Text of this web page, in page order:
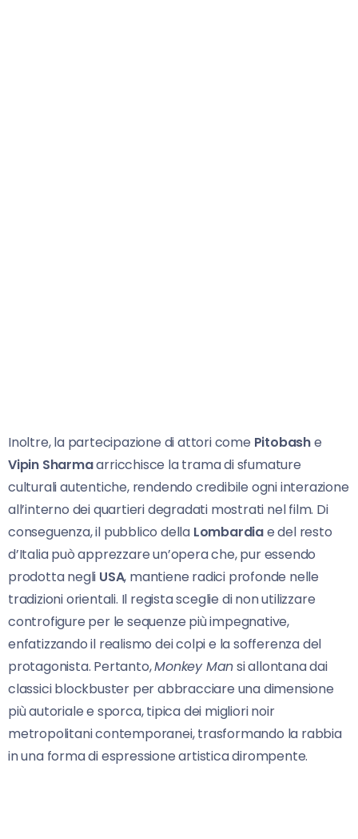
Inoltre, la partecipazione di attori come Pitobashe
Vipin Sharmaarricchisce la trama di sfumature
culturali autentiche, rendendo credibile ogni interazione
all’interno dei quartieri degradati mostrati nel film. Di
conseguenza, il pubblico della Lombardiae del resto
d’Italia può apprezzare un’opera che, pur essendo
prodotta negli USA, mantiene radici profonde nelle
tradizioni orientali. Il regista sceglie di non utilizzare
controfigure per le sequenze più impegnative,
enfatizzando il realismo dei colpi e la sofferenza del
protagonista. Pertanto,Monkey Mansi allontana dai
classici blockbuster per abbracciare una dimensione
più autoriale e sporca, tipica dei migliori noir
metropolitani contemporanei, trasformando la rabbia
in una forma di espressione artistica dirompente.